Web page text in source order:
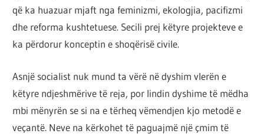
që ka huazuar mjaft nga feminizmi, ekologjia, pacifizmi
dhe reforma kushtetuese. Secili prej këtyre projekteve e
ka përdorur konceptin e shoqërisë civile.
Asnjë socialist nuk mund ta vërë në dyshim vlerën e
këtyre ndjeshmërive të reja, por lindin dyshime të mëdha
mbi mënyrën se si na e tërheq vëmendjen kjo metodë e
veçantë. Neve na kërkohet të paguajmë një çmim të